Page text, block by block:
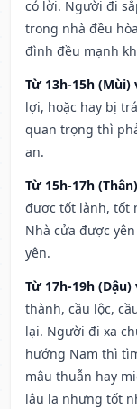
có lời. Người đi
trong nhà đều
đình đều mạnh
Từ 13h-15h (Mùi)
lợi, hoặc hay bị
quan trọng thì
an.
Từ 15h-17h
được tốt lành, tốt
Nhà cửa được
yên.
Từ 17h-19h
thành, cầu lộc,
lại. Người đi xa
hướng Nam thì
mâu thuẫn hay
lâu la nhưng tốt